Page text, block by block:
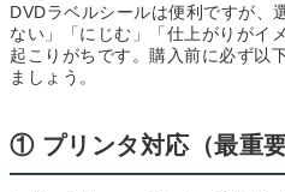
DVDラベルシールは便利ですが、
ない」「にじむ」「仕上がりがイ
起こりがちです。購入前に必ず以
ましょう。
① プリンタ対応（最重要